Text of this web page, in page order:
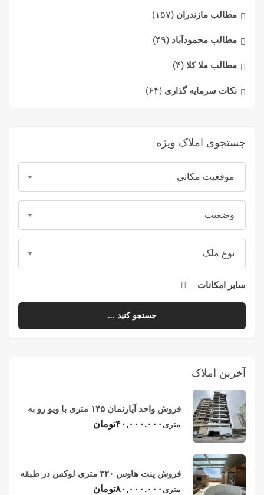
مطالب مازندران (۱۵۷)
مطالب محمودآباد (۴۹)
مطالب ملا کلا (۴)
نکات سرمایه گذاری (۶۴)
جستجوی املاک ویژه
موقعیت مکانی
وضعیت
نوع ملک
سایر امکانات
جستجو کنید ...
آخرین املاک
فروش واحد آپارتمان ۱۴۵ متری با ویو رو به
دریا در فریدونکنار
متری ۴۰,۰۰۰,۰۰۰تومان
فروش پنت هاوس ۳۲۰ متری لوکس در طبقه
چهاردهم فریدونکنار
متری ۸۰,۰۰۰,۰۰۰تومان